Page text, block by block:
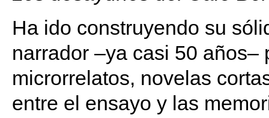
Ha ido construyendo su
narrador –ya casi 50 años–
microrrelatos, novelas
entre el ensayo y las